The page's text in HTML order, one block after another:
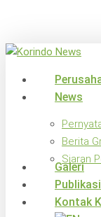
main
search
Menu
News
Berita
Siaran
Galeri
Publikasi
Kontak